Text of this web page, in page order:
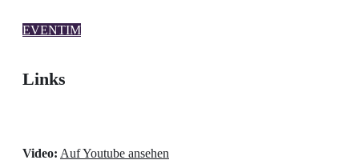
EVENTIM
Links
Video: Auf Youtube ansehen